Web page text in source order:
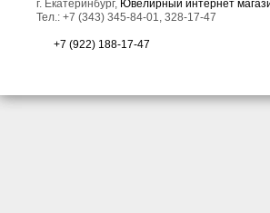
г. Екатеринбург, Ювелирный интернет
Тел.: +7 (343) 345-84-01, 328-17-47
+7 (922) 188-17-47